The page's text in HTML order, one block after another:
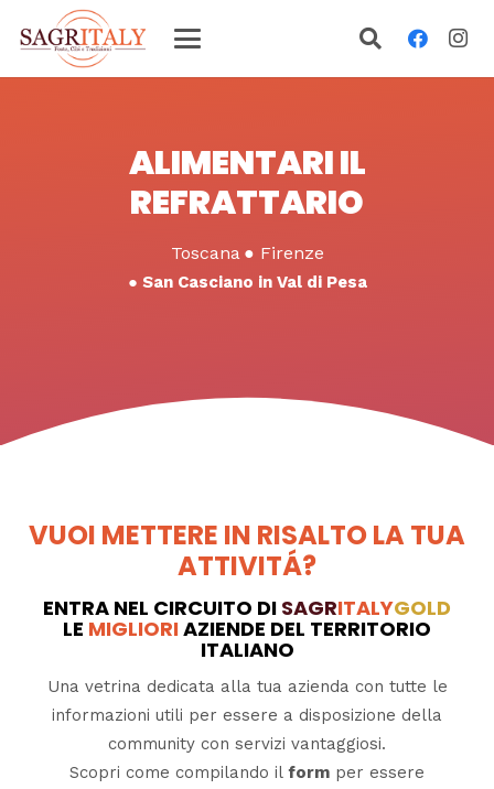
ALIMENTARI IL
REFRATTARIO
Toscana ● Firenze
● San Casciano in Val di Pesa
VUOI METTERE IN RISALTO LA TUA
ATTIVITÁ?
ENTRA NEL CIRCUITO DI SAGRITALYGOLD
LE MIGLIORIAZIENDE DEL TERRITORIO
ITALIANO
Una vetrina dedicata alla tua azienda con tutte le
informazioni utili per essere a disposizione della
community con servizi vantaggiosi.
Scopri come compilando il form per essere